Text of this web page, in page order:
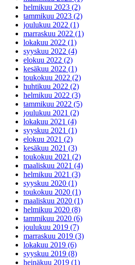
helmikuu 2023 (2)
tammikuu 2023 (2)
joulukuu 2022 (1)
marraskuu 2022 (1)
lokakuu 2022 (1)
syyskuu 2022 (4)
elokuu 2022 (2)
kesäkuu 2022 (1)
toukokuu 2022 (2)
huhtikuu 2022 (2)
helmikuu 2022 (3)
tammikuu 2022 (5)
joulukuu 2021 (2)
lokakuu 2021 (4)
syyskuu 2021 (1)
elokuu 2021 (2)
kesäkuu 2021 (3)
toukokuu 2021 (2)
maaliskuu 2021 (4)
helmikuu 2021 (3)
syyskuu 2020 (1)
toukokuu 2020 (1)
maaliskuu 2020 (1)
helmikuu 2020 (8)
tammikuu 2020 (6)
joulukuu 2019 (7)
marraskuu 2019 (3)
lokakuu 2019 (6)
syyskuu 2019 (8)
heinäkuu 2019 (1)